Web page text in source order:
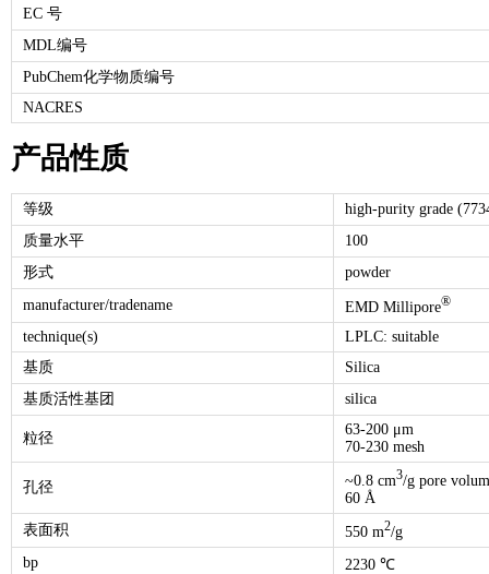
EC 号
MDL编号
PubChem化学物质编号
NACRES
产品性质
等级
high-purity grade
质量水平
100
形式
powder
manufacturer/tradename
EMD Millipore®
technique(s)
LPLC: suitable
基质
Silica
基质活性基团
silica
粒径
63-200 μm
70-230 mesh
孔径 ~0.8 cm3/g pore
60 Å
表面积
550 m2/g
bp
2230 ℃